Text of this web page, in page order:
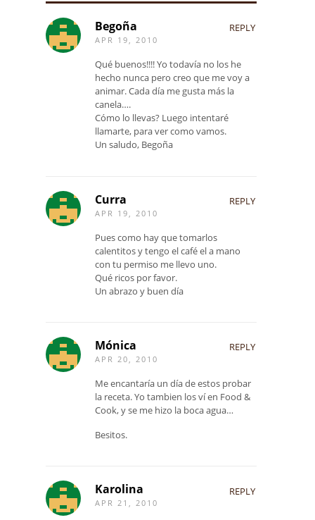
Begoña
APR 19, 2010
REPLY
Qué buenos!!!! Yo todavía no los he
hecho nunca pero creo que me voy a
animar. Cada día me gusta más la
canela….
Cómo lo llevas? Luego intentaré
llamarte, para ver como vamos.
Un saludo, Begoña
Curra
APR 19, 2010
REPLY
Pues como hay que tomarlos
calentitos y tengo el café el a mano
con tu permiso me llevo uno.
Qué ricos por favor.
Un abrazo y buen día
Mónica
APR 20, 2010
REPLY
Me encantaría un día de estos probar
la receta. Yo tambien los ví en Food &
Cook, y se me hizo la boca agua…
Besitos.
Karolina
APR 21, 2010
REPLY